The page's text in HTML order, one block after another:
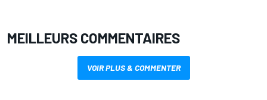
MEILLEURS COMMENTAIRES
VOIR PLUS & COMMENTER